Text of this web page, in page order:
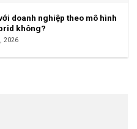
doanh nghiệp theo mô hình
không?
2026